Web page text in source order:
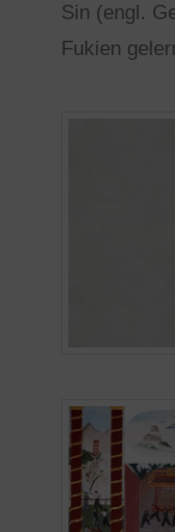
Sin (engl.
Fukien